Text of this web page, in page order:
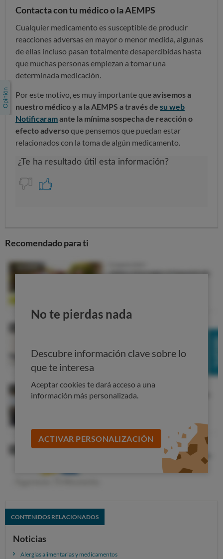
Contacta con tu médico o la AEMPS
Cualquier medicamento es susceptible de producir
reacciones adversas en mayor o menor medida, algunas
de ellas incluso pasan totalmente desapercibidas hasta
que muchas personas empiezan a tomar una
determinada medicación.
Por este motivo, es muy importante queavisemos a
nuestro médico y a la AEMPS a través de su web
Notificaramante la mínima sospecha de reacción o
efecto adversoque pensemos que puedan estar
relacionados con la toma de algún medicamento.
Recomendado para ti
No te pierdas nada
Descubre información clave sobre lo
que te interesa
Aceptar cookies te dará acceso a una
información más personalizada.
ACTIVAR PERSONALIZACIÓN
CONTENIDOS RELACIONADOS
Noticias
Alergias alimentarias y medicamentos